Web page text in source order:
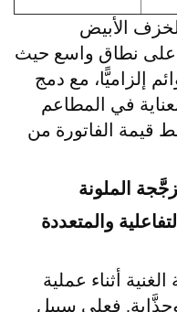
الأبيض
على نطاق واسع حيث
إلزاميًّا، مع دمج
في المطاعم
قيمة الفاتورة من
والمتعددة
أثناء عملية
فعلى سبيل